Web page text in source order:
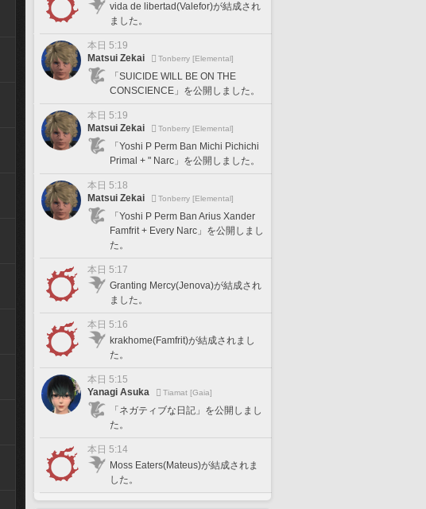
vida de libertad(Valefor)が結成され
ました。
本日 5:19
Matsui Zekai
Tonberry [Elemental]
「SUICIDE WILL BE ON THE
CONSCIENCE」を公開しました。
本日 5:19
Matsui Zekai
Tonberry [Elemental]
「Yoshi P Perm Ban Michi Pichichi
Primal + " Narc」を公開しました。
本日 5:18
Matsui Zekai
Tonberry [Elemental]
「Yoshi P Perm Ban Arius Xander
Famfrit + Every Narc」を公開しまし
た。
本日 5:17
Granting Mercy(Jenova)が結成され
ました。
本日 5:16
krakhome(Famfrit)が結成されまし
た。
本日 5:15
Yanagi Asuka
Tiamat [Gaia]
「ネガティブな日記」を公開しまし
た。
本日 5:14
Moss Eaters(Mateus)が結成されま
した。